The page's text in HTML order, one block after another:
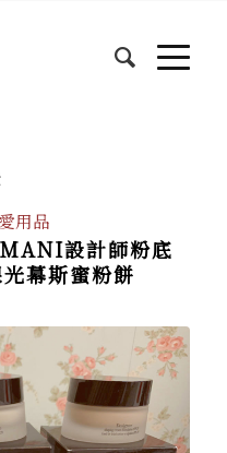
用品
設計師粉底
幕斯蜜粉餅